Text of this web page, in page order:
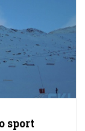
sport